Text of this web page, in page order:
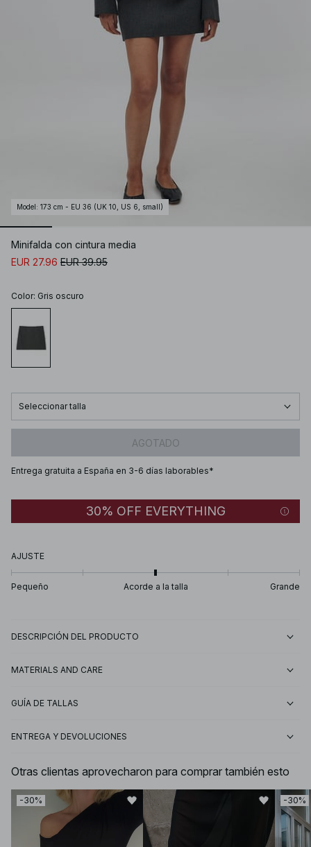
Model : 173 cm - EU 36 (UK 10, US 6, small)
Minifalda con cintura media
EUR 27.96 EUR 39.95
Color: Gris oscuro
Seleccionar talla
AGOTADO
Entrega gratuita a España en 3-6 días laborables*
30% OFF EVERYTHING
AJUSTE
Pequeño Acorde a la talla Grande
DESCRIPCIÓN DEL PRODUCTO
MATERIALS AND CARE
GUÍA DE TALLAS
ENTREGA Y DEVOLUCIONES
Otras clientas aprovecharon para comprar también esto
-30% -30%